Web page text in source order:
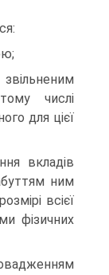
числі
для цієї
вкладів
ним
всієї
фізичних